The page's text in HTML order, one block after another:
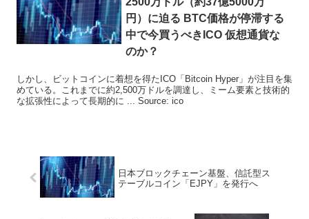
円）に迫る BTC価格が停滞する
中で今買うべき ICO 仮想通貨な
のか？
しかし、ビットコインに着想を得たICO「Bitcoin Hyper」が注目を集
めている。これまでに約2,500万ドルを調達し、ミーム要素と技術的
な拡張性によって長期的に ... Source: ico
日本ブロックチェーン基盤、信託型ス
テーブルコイン「EJPY」を発行へ